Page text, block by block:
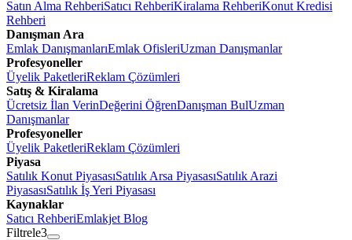
Satın Alma RehberiSatıcı RehberiKiralama RehberiKonut Kredisi
Rehberi
Danışman Ara
Emlak DanışmanlarıEmlak OfisleriUzman Danışmanlar
Profesyoneller
Üyelik PaketleriReklam Çözümleri
Satış & Kiralama
Ücretsiz İlan VerinDeğerini ÖğrenDanışman BulUzman
Danışmanlar
Profesyoneller
Üyelik PaketleriReklam Çözümleri
Piyasa
Satılık Konut PiyasasıSatılık Arsa PiyasasıSatılık Arazi
PiyasasıSatılık İş Yeri Piyasası
Kaynaklar
Satıcı RehberiEmlakjet Blog
Filtrele3